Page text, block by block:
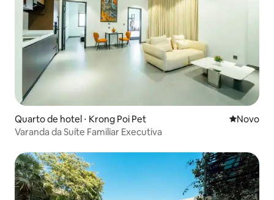
Quarto de hotel ⋅ Krong Poi Pet Novo
Novo
Varanda da Suíte Familiar Executiva